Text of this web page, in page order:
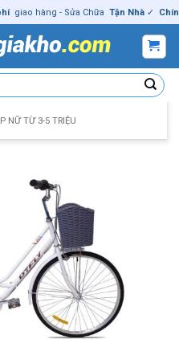
hàng - Sửa Chữa Tận Nhà ✓ Chính
NỮ TỪ 3-5 TRIỆU